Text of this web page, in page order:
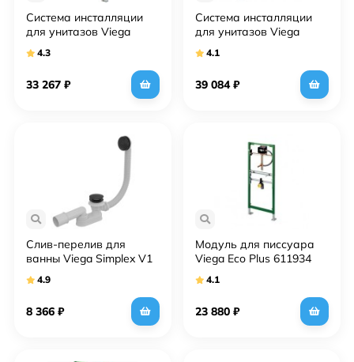
Система инсталляции
для унитазов Viega
4.3
33 267 ₽
Система инсталляции
для унитазов Viega
кнопка смыва Visign for
4.1
39 084₽
Слив-перелив для
ванны Viega Simplex V1
4.9
8 366 ₽
Модуль для писсуара
Viega Eco Plus 611934
4.1
23 880 ₽